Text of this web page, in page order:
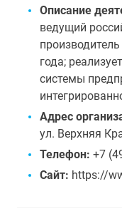
Описание
ведущий
года;
системы
Адрес
ул. Верхняя
Телефон: +7
Сайт: https://